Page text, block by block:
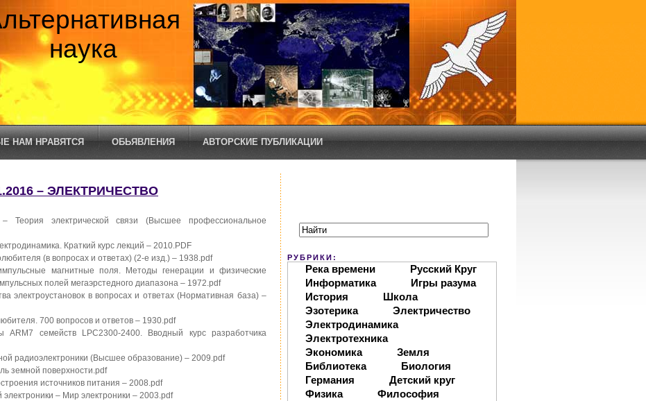
наука
НАМ НРАВЯТСЯ ОБЬЯВЛЕНИЯ АВТОРСКИЕ ПУБЛИКАЦИИ
– ЭЛЕКТРИЧЕСТВО
Теория электрической связи (Высшее профессиональное
Краткий курс лекций – 2010.PDF
(в вопросах и ответах) (2-е изд.) – 1938.pdf
магнитные поля. Методы генерации и физические
полей мегаэрстедного диапазона – 1972.pdf
электроустановок в вопросах и ответах (Нормативная база) –
700 вопросов и ответов – 1930.pdf
семейств LPC2300-2400. Вводный курс разработчика
радиоэлектроники (Высшее образование) – 2009.pdf
земной поверхности.pdf
источников питания – 2008.pdf
– Мир электроники – 2003.pdf
РУБРИКИ:
Река времени
Русский Круг
Информатика
Игры разума
История
Школа
Эзотерика
Электричество
Электродинамика
Электротехника
Экономика
Земля
Библиотека
Биология
Германия
Детский круг
Физика
Философия